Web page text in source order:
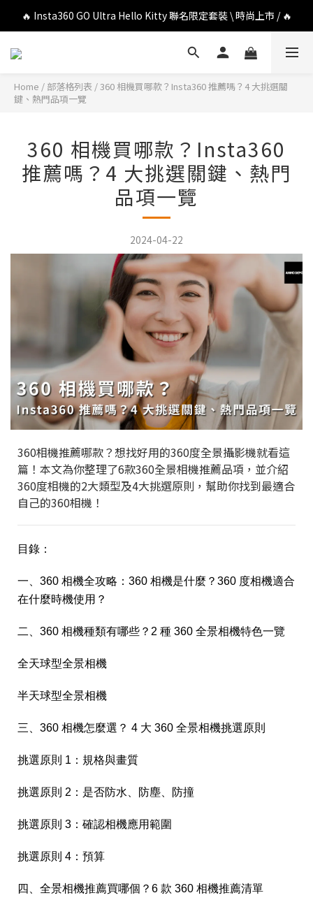
🔥 DJI OSMO POCKET 4P 口袋相機 \ 熱烈上市 / 🔥
🔥 Insta360 GO Ultra Hello Kitty 聯名限定套裝 \ 時尚上市 / 🔥
🔥 DJI OSMO POCKET 4P 口袋相機 \ 熱烈上市 / 🔥
Home / 部落格列表 /360 相機買哪款？Insta360 推薦嗎？4 大挑選關
鍵、熱門品項一覽
360 相機買哪款？Insta360
推薦嗎？4 大挑選關鍵、熱門
品項一覽
2024-04-22
360相機推薦哪款？想找好用的360度全景攝影機就看這
篇！本文為你整理了6款360全景相機推薦品項，並介紹
360度相機的2大類型及4大挑選原則，幫助你找到最適合
自己的360相機！
目錄：
一、360 相機全攻略：360 相機是什麼？360 度相機適合
在什麼時機使用？
二、360 相機種類有哪些？2 種 360 全景相機特色一覽
全天球型全景相機
半天球型全景相機
三、360 相機怎麼選？ 4 大 360 全景相機挑選原則
挑選原則 1：規格與畫質
挑選原則 2：是否防水、防塵、防撞
挑選原則 3：確認相機應用範圍
挑選原則 4：預算
四、全景相機推薦買哪個？6 款 360 相機推薦清單